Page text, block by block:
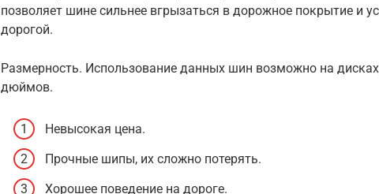
позволяет шине сильнее вгрызаться в дорожное покрытие и
дорогой.
Размерность. Использование данных шин возможно на
дюймов.
Невысокая цена.
Прочные шипы, их сложно потерять.
Хорошее поведение на дороге.